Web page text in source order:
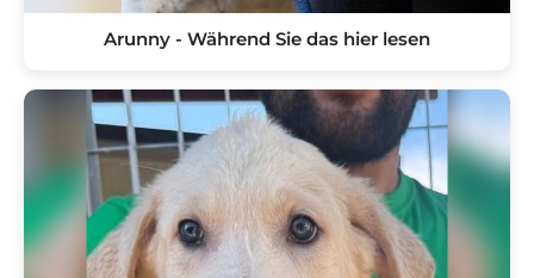
Arunny - Während Sie das hier lesen